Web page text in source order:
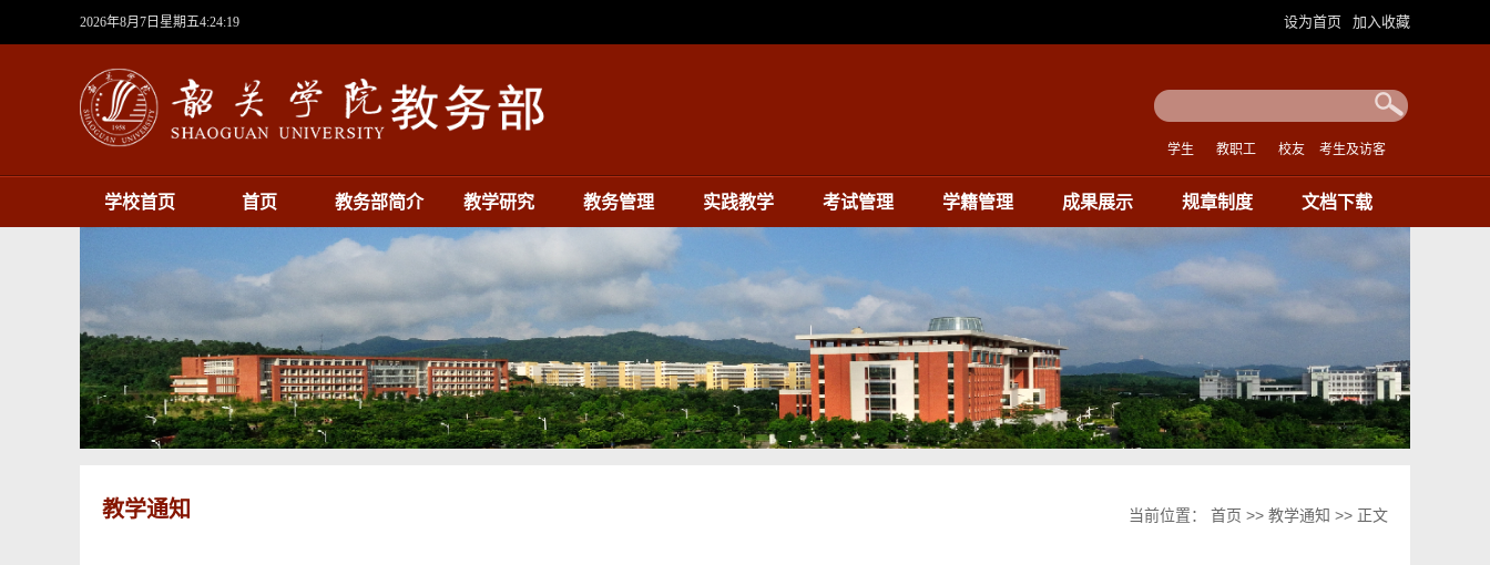
2026年8月7日星期五4:24:19 设为首页 加入收藏
学生 教职工 校友 考生及访客
学校首页 首页 教务部简介 教学研究 教务管理 实践教学 考试管理 学籍管理 成果展示 规章制度 文档下载
教学通知 当前位置： 首页 >> 教学通知 >> 正文